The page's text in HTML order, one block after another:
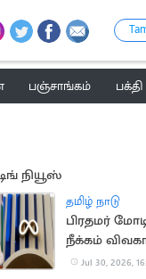
பஞ்சாங்கம் பக்தி
நியூஸ்
தமிழ் நாடு
பிரதமர்
நீக்கம்
Jul 30, 2026,